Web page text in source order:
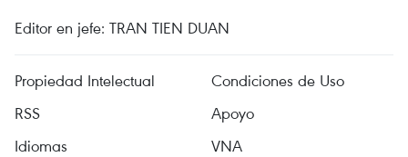
Editor en jefe: TRAN TIEN DUAN
Propiedad Intelectual
Condiciones de Uso
RSS
Apoyo
Idiomas
VNA